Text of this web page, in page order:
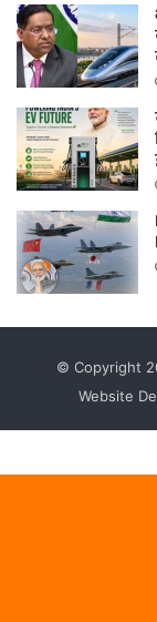
© Copyright
Website